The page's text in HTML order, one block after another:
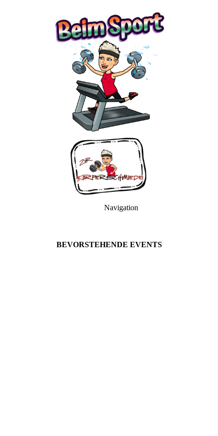
Navigation
BEVORSTEHENDE EVENTS